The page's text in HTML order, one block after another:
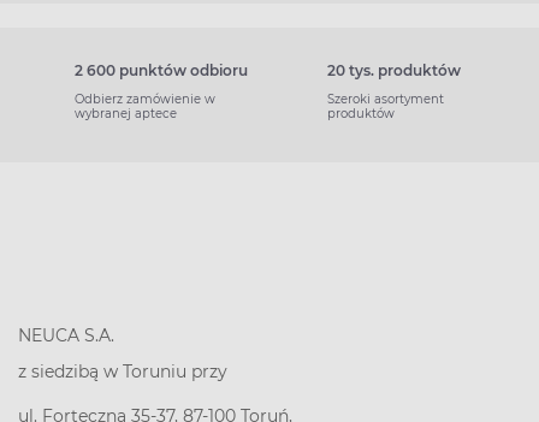
2 600 punktów odbioru
Odbierz zamówienie w
wybranej aptece
20 tys. produktów
Szeroki asortyment
produktów
NEUCA S.A.
z siedzibą w Toruniu przy
ul. Forteczna 35-37, 87-100 Toruń,